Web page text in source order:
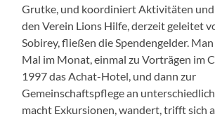
Grutke, und koordiniert Aktivitäten
den Verein Lions Hilfe, derzeit geleitet
Sobirey, fließen die Spendengelder.
Mal im Monat, einmal zu Vorträgen im
1997 das Achat-Hotel, und dann zur
Gemeinschaftspflege an
macht Exkursionen, wandert, trifft sich